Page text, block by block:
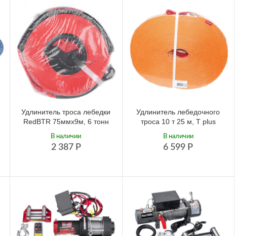
Удлинитель троса лебедки
RedBTR 75ммх9м, 6 тонн
2 387 Р
В наличии
Удлинитель лебедочного
троса 10 т 25 м, T plus
6 599 Р
В наличии